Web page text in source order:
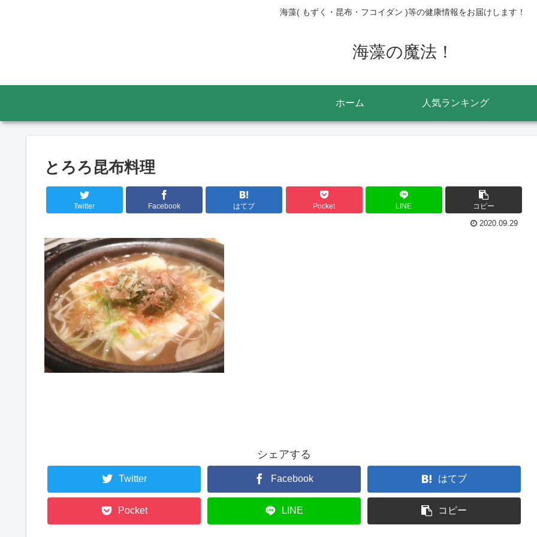
海藻( もずく・昆布・フコイダン )等の健康情報をお届けします！
海藻の魔法！
ホーム 人気ランキング
とろろ昆布料理
Twitter Facebook はてブ Pocket LINE コピー
2020.09.29
シェアする
Twitter Facebook はてブ
Pocket LINE コピー